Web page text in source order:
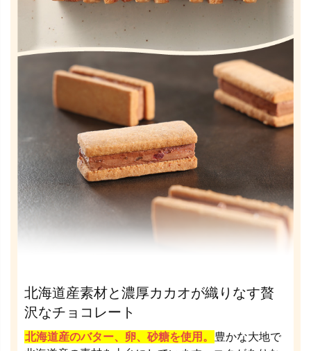
北海道産素材と濃厚カカオが織りなす贅
沢なチョコレート
北海道産のバター、卵、砂糖を使用。
豊かな大地で